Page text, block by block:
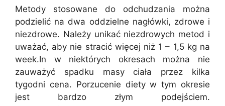
Metody stosowane do odchudzania można
podzielić na dwa oddzielne nagłówki, zdrowe i
niezdrowe. Należy unikać niezdrowych metod i
uważać, aby nie stracić więcej niż 1 – 1,5 kg na
week.In w niektórych okresach można nie
zauważyć spadku masy ciała przez kilka
tygodni cena. Porzucenie diety w tym okresie
jest bardzo złym podejściem.